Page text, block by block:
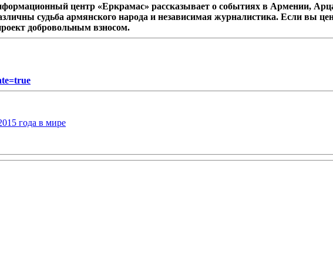
центр «Еркрамас» рассказывает о событиях в Армении,
судьба армянского народа и независимая журналистика. Если вы
добровольным взносом.
года в мире